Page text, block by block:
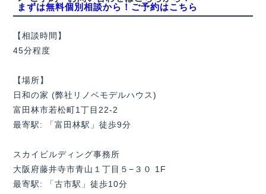
まずは無料個別相談から！ご予約はこちら
【相談時間】
45分程度
【場所】
日和の家 (弊社リノベモデルハウス)
富田林市若松町1丁目22-2
最寄駅: 「富田林駅」徒歩9分
スカイビルディング事務所
大阪府藤井寺市青山１丁目５−３０ 1F
最寄駅: 「古市駅」徒歩10分